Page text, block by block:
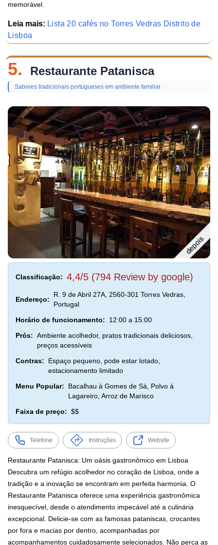
memorável.
Leia mais: Lista 20 cafés no Torres Vedras Distrito de
Lisboa
5. Restaurante Patanisca
Sabores tradicionais portugueses em ambiente familiar
Classificação: 4,4/5 (794 Review by google)
Endereço:
R. 9 de Abril 27A, 2560-301 Torres Vedras,
Portugal
Horário de funcionamento:
12:00 a 15:00
Prós: Ambiente acolhedor, pratos tradicionais deliciosos,
preços acessíveis
Contras:
Espaço pequeno, pode estar lotado,
estacionamento limitado
Menu Popular:
Bacalhau à Gomes de Sá, Polvo à
Lagareiro, Arroz de Marisco
Faixa de preço: $$
Telefone Instruções Website
Restaurante Patanisca: Um oásis gastronômico em Lisboa
Descubra um refúgio acolhedor no coração de Lisboa, onde a
tradição e a inovação se encontram em perfeita harmonia. O
Restaurante Patanisca oferece uma experiência gastronômica
inesquecível, desde o atendimento impecável até a culinária
excepcional. Delicie-se com as famosas pataniscas, crocantes
por fora e macias por dentro, acompanhadas por
acompanhamentos cuidadosamente selecionados. Não perca as